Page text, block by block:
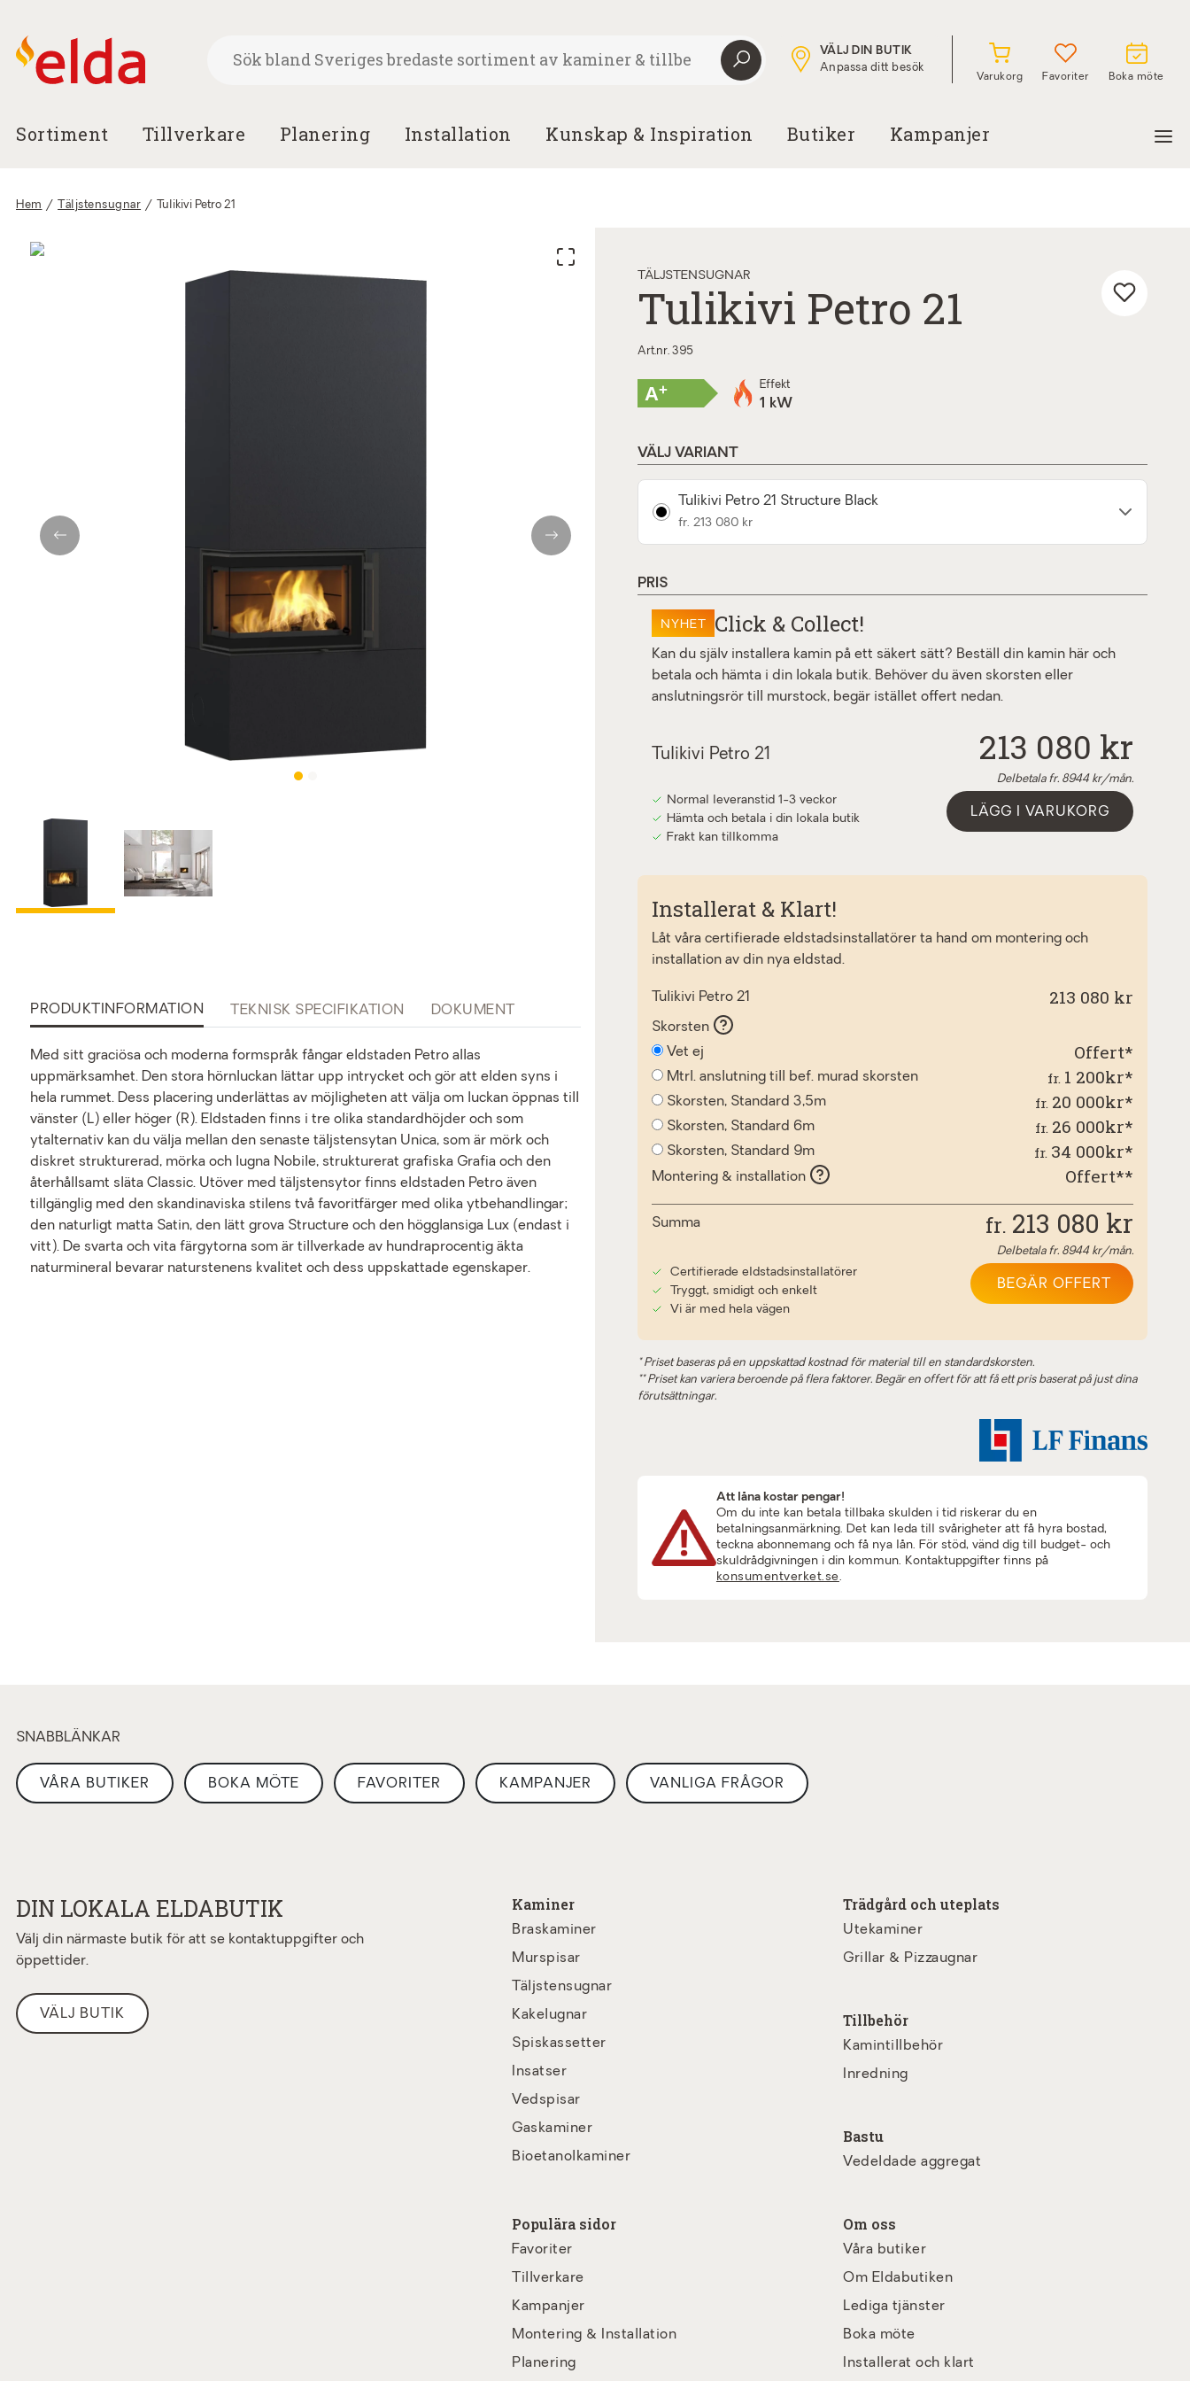
VÄLJ DIN BUTIK
Anpassa ditt besök
Varukorg Favoriter Boka möte
Sortiment Tillverkare Planering Installation Kunskap & Inspiration Butiker Kampanjer
Hem / Täljstensugnar / Tulikivi Petro 21
Previous Next
PRODUKTINFORMATION TEKNISK SPECIFIKATION DOKUMENT
Med sitt graciösa och moderna formspråk fångar eldstaden Petro allas
uppmärksamhet. Den stora hörnluckan lättar upp intrycket och gör att elden syns i
hela rummet. Dess placering underlättas av möjligheten att välja om luckan öppnas till
vänster (L) eller höger (R). Eldstaden finns i tre olika standardhöjder och som
ytalternativ kan du välja mellan den senaste täljstensytan Unica, som är mörk och
diskret strukturerad, mörka och lugna Nobile, strukturerat grafiska Grafia och den
återhållsamt släta Classic. Utöver med täljstensytor finns eldstaden Petro även
tillgänglig med den skandinaviska stilens två favoritfärger med olika ytbehandlingar;
den naturligt matta Satin, den lätt grova Structure och den högglansiga Lux (endast i
vitt). De svarta och vita färgytorna som är tillverkade av hundraprocentig äkta
naturmineral bevarar naturstenens kvalitet och dess uppskattade egenskaper.
TÄLJSTENSUGNAR
Tulikivi Petro 21
Art.nr. 395
A+ Effekt
1 kW
VÄLJ VARIANT
Tulikivi Petro 21 Structure Black
fr. 213 080 kr
PRIS
NYHET Click & Collect!
Kan du själv installera kamin på ett säkert sätt? Beställ din kamin här och
betala och hämta i din lokala butik. Behöver du även skorsten eller
anslutningsrör till murstock, begär istället offert nedan.
Tulikivi Petro 21 213 080 kr
Delbetala fr. 8944kr/mån.
Normal leveranstid 1-3 veckor
Hämta och betala i din lokala butik
Frakt kan tillkomma
LÄGG I VARUKORG
Installerat & Klart!
Låt våra certifierade eldstadsinstallatörer ta hand om montering och
installation av din nya eldstad.
Tulikivi Petro 21 213 080 kr
Skorsten
Vet ej
Offert*
Mtrl. anslutning till bef. murad skorsten fr. 1 200kr*
Skorsten, Standard 3,5m fr. 20 000kr*
Skorsten, Standard 6m fr. 26 000kr*
Skorsten, Standard 9m fr. 34 000kr*
Montering & installation Offert**
Summa fr. 213 080 kr
Delbetala fr. 8944kr/mån.
Certifierade eldstadsinstallatörer
Tryggt, smidigt och enkelt
Vi är med hela vägen
BEGÄR OFFERT
* Priset baseras på en uppskattad kostnad för material till en standardskorsten.
** Priset kan variera beroende på flera faktorer. Begär en offert för att få ett pris baserat på just dina
förutsättningar.
Att låna kostar pengar!
Om du inte kan betala tillbaka skulden i tid riskerar du en
betalningsanmärkning. Det kan leda till svårigheter att få hyra bostad,
teckna abonnemang och få nya lån. För stöd, vänd dig till budget- och
skuldrådgivningen i din kommun. Kontaktuppgifter finns på
konsumentverket.se.
SNABBLÄNKAR
VÅRA BUTIKER BOKA MÖTE FAVORITER KAMPANJER VANLIGA FRÅGOR
DIN LOKALA ELDABUTIK
Välj din närmaste butik för att se kontaktuppgifter och
öppettider.
VÄLJ BUTIK
Kaminer
Braskaminer
Murspisar
Täljstensugnar
Kakelugnar
Spiskassetter
Insatser
Vedspisar
Gaskaminer
Bioetanolkaminer
Trädgård och uteplats
Utekaminer
Grillar & Pizzaugnar
Tillbehör
Kamintillbehör
Inredning
Bastu
Vedeldade aggregat
Populära sidor
Favoriter
Tillverkare
Kampanjer
Montering & Installation
Planering
Om oss
Våra butiker
Om Eldabutiken
Lediga tjänster
Boka möte
Installerat och klart